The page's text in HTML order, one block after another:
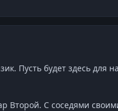
Пусть будет здесь для
Второй. С соседями